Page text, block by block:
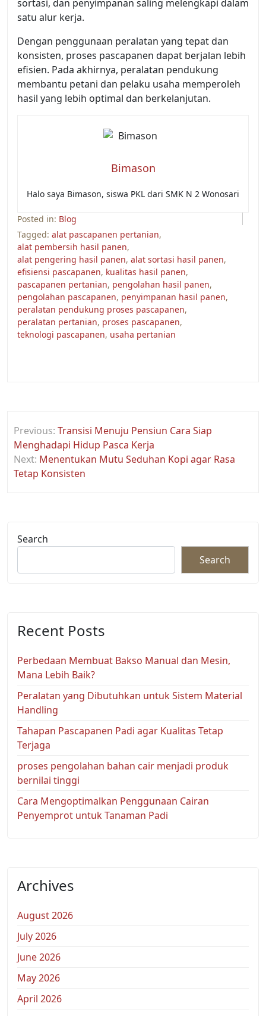
sortasi, dan penyimpanan saling melengkapi dalam
satu alur kerja.
Dengan penggunaan peralatan yang tepat dan
konsisten, proses pascapanen dapat berjalan lebih
efisien. Pada akhirnya, peralatan pendukung
membantu petani dan pelaku usaha memperoleh
hasil yang lebih optimal dan berkelanjutan.
Bimason
Halo saya Bimason, siswa PKL dari SMK N 2 Wonosari
Posted in: Blog
Tagged: alat pascapanen pertanian,
alat pembersih hasil panen,
alat pengering hasil panen, alat sortasi hasil panen,
efisiensi pascapanen, kualitas hasil panen,
pascapanen pertanian, pengolahan hasil panen,
pengolahan pascapanen, penyimpanan hasil panen,
peralatan pendukung proses pascapanen,
peralatan pertanian, proses pascapanen,
teknologi pascapanen, usaha pertanian
navigation
Previous: Transisi Menuju Pensiun Cara Siap
Menghadapi Hidup Pasca Kerja
Next: Menentukan Mutu Seduhan Kopi agar Rasa
Tetap Konsisten
Search
Search
Recent Posts
Perbedaan Membuat Bakso Manual dan Mesin,
Mana Lebih Baik?
Peralatan yang Dibutuhkan untuk Sistem Material
Handling
Tahapan Pascapanen Padi agar Kualitas Tetap
Terjaga
proses pengolahan bahan cair menjadi produk
bernilai tinggi
Cara Mengoptimalkan Penggunaan Cairan
Penyemprot untuk Tanaman Padi
Archives
August 2026
July 2026
June 2026
May 2026
April 2026